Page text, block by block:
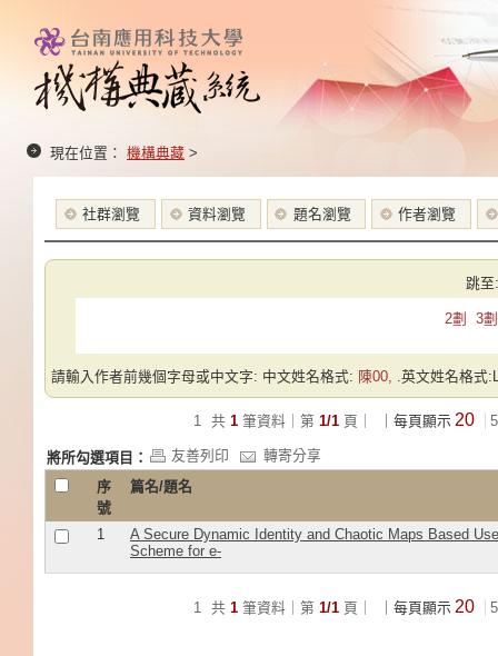
現在位置： 機構典藏 >
社群瀏覽 資料瀏覽 題名瀏覽 作者瀏覽
跳至:
2劃 3劃
請輸入作者前幾個字母或中文字: 中文姓名格式: 陳00, .英文姓名格式
1 共 1 筆資料｜第 1/1 頁｜ ｜每頁顯示 20
將所勾選項目： 友善列印
轉寄分享
序
號
篇名/題名
1
A Secure Dynamic Identity and Chaotic Maps Based
Scheme for e-
1 共 1 筆資料｜第 1/1 頁｜ ｜每頁顯示 20